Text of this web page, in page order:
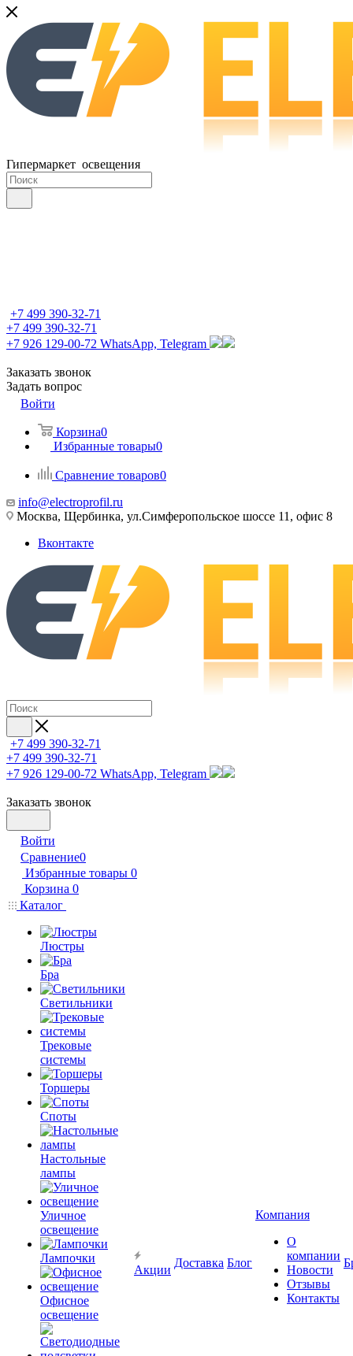
Гипермаркет освещения
+7 499 390-32-71
+7 499 390-32-71
+7 926 129-00-72 WhatsApp, Telegram
Заказать звонок
Задать вопрос
Войти
Корзина0
Избранные товары0
Сравнение товаров0
info@electroprofil.ru
Москва, Щербинка, ул.Симферопольское шоссе 11, офис 8
Вконтакте
+7 499 390-32-71
+7 499 390-32-71
+7 926 129-00-72 WhatsApp, Telegram
Заказать звонок
Войти
Сравнение0
Избранные товары 0
Корзина 0
Каталог
Люстры
Бра
Светильники
Трековые
системы
Торшеры
Споты
Настольные
лампы
Уличное
освещение
Лампочки
Офисное
освещение
Акции
Доставка Блог
Компания
О
компании
Новости
Отзывы
Контакты